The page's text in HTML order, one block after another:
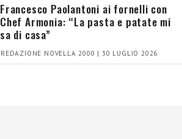
Francesco Paolantoni ai fornelli con
Chef Armonia: “La pasta e patate mi
sa di casa”
REDAZIONE NOVELLA 2000 | 30 LUGLIO 2026